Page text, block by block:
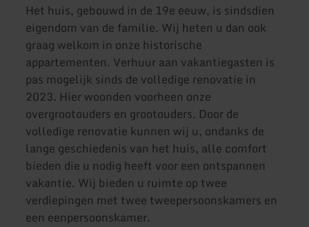
Het huis, gebouwd in de 19e eeuw, is sindsdien
eigendom van de familie. Wij heten u dan ook
graag welkom in onze historische
appartementen. Verhuur aan vakantiegasten is
pas mogelijk sinds de volledige renovatie in
2023. Hier woonden voorheen onze
overgrootouders en grootouders. Door de
volledige renovatie kunnen wij u, ondanks de
lange geschiedenis van het huis, alle comfort
bieden die u nodig heeft voor een ontspannen
vakantie. Wij bieden u ruimte op twee
verdiepingen met twee tweepersoonskamers en
een eenpersoonskamer.